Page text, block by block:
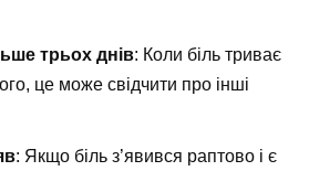
трьох днів: Коли біль триває
це може свідчити про інші
: Якщо біль з’явився раптово і є